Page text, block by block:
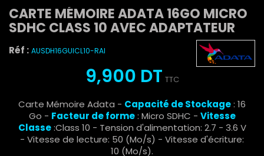
CARTE MÉMOIRE ADATA 16GO MICRO
SDHC CLASS 10 AVEC ADAPTATEUR
Réf : AUSDH16GUICL10-RAI
9,900 DT TTC
Carte Mémoire Adata - Capacité de Stockage: 16
Go - Facteur de forme: Micro SDHC - Vitesse
Classe:Class 10 - Tension d'alimentation: 2.7 - 3.6 V
- Vitesse de lecture: 50 (Mo/s) - Vitesse d'écriture:
10 (Mo/s).